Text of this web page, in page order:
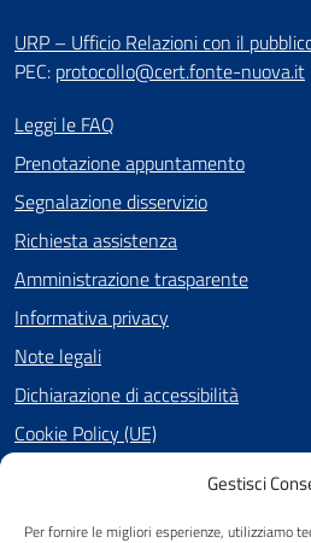
Gestisci
Per fornire le migliori esperienze, utilizziamo
URP – Ufficio Relazioni con il
PEC: protocollo@cert.fonte-nuova.it
Leggi le FAQ
Prenotazione appuntamento
Segnalazione disservizio
Richiesta assistenza
Amministrazione trasparente
Informativa privacy
Note legali
Dichiarazione di accessibilità
Cookie Policy (UE)
SEGUICI SU